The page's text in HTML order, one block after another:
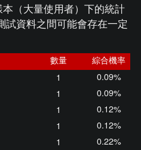
（大量使用者）下的統計
試資料之間可能會存在一定
數量
綜合機率
1
0.09%
1
0.09%
1
0.12%
1
0.12%
1
0.22%